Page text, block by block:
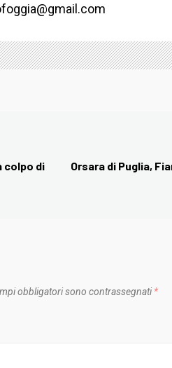
colpo di
Orsara di Puglia,
obbligatori sono contrassegnati *